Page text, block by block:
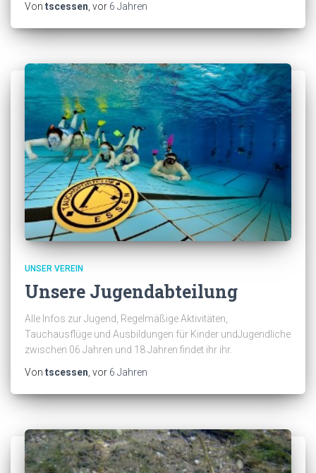
Von tscessen, vor 6 Jahren
UNSER VEREIN
Unsere Jugendabteilung
Alle Infos zur Jugend, Regelmäßige Aktivitäten,
Tauchausflüge und Ausbildungen für Kinder undJugendliche
zwischen 06 Jahren und 18 Jahren findet ihr ihr.
Von tscessen, vor 6 Jahren